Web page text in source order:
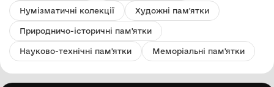
Нумізматичні колекції Художні пам'ятки
Природничо-історичні пам'ятки
Науково-технічні пам'ятки Меморіальні пам'ятки